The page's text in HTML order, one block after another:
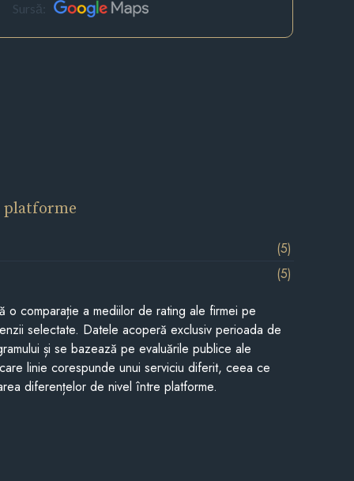
Sursă:
platforme
(5)
(5)
o comparație a mediilor de rating ale firmei pe
selectate. Datele acoperă exclusiv perioada de
și se bazează pe evaluările publice ale
linie corespunde unui serviciu diferit, ceea ce
diferențelor de nivel între platforme.